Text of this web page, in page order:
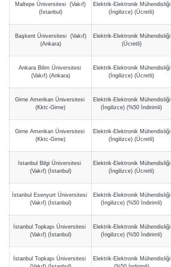
Maltepe Üniversitesi (Vakıf)
(İstanbul)
Elektrik-Elektronik Mühendisliği
(İngilizce) (Ücretli)
Başkent Üniversitesi (Vakıf)
(Ankara)
Elektrik-Elektronik Mühendisliği
(Ücretli)
Ankara Bilim Üniversitesi
(Vakıf) (Ankara)
Elektrik-Elektronik Mühendisliği
(İngilizce) (Ücretli)
Girne Amerikan Üniversitesi
(Kktc-Girne)
Elektrik-Elektronik Mühendisliği
(İngilizce) (%50 İndirimli)
Girne Amerikan Üniversitesi
(Kktc-Girne)
Elektrik-Elektronik Mühendisliği
(İngilizce) (Ücretli)
İstanbul Bilgi Üniversitesi
(Vakıf) (İstanbul)
Elektrik-Elektronik Mühendisliği
(İngilizce) (Ücretli)
İstanbul Esenyurt Üniversitesi
(Vakıf) (İstanbul)
Elektrik-Elektronik Mühendisliği
(İngilizce) (%50 İndirimli)
İstanbul Topkapı Üniversitesi
(Vakıf) (İstanbul)
Elektrik-Elektronik Mühendisliği
(İngilizce) (%50 İndirimli)
İstanbul Topkapı Üniversitesi
Elektrik-Elektronik Mühendisliği